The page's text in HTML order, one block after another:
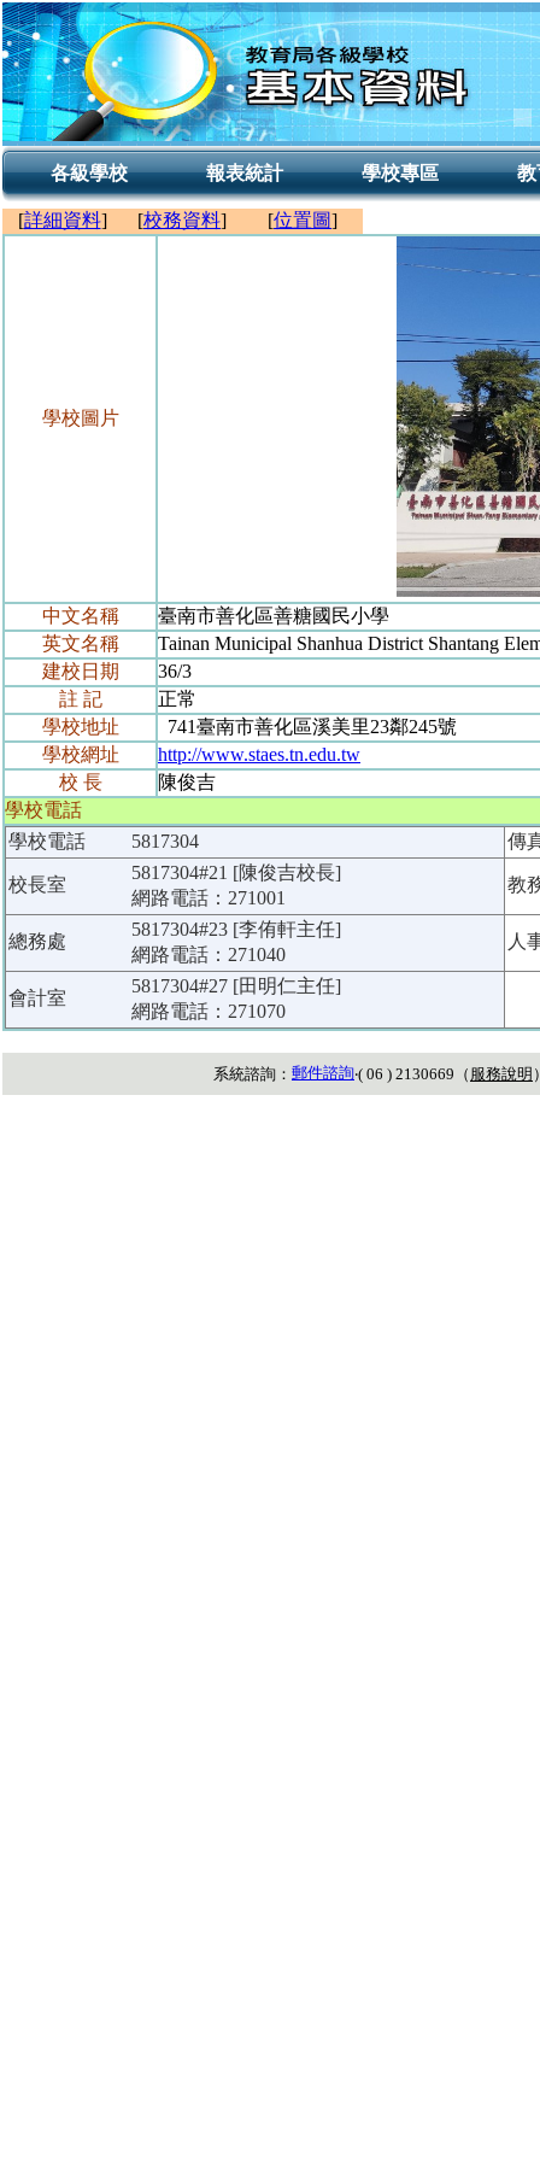
各級學校 報表統計 學校專區 教
[詳細資料] [校務資料] [位置圖]
學校圖片
中文名稱
臺南市善化區善糖國民小學
英文名稱
Tainan Municipal Shanhua District Shantang
建校日期
36/3
註 記
正常
學校地址
741臺南市善化區溪美里23鄰245號
學校網址
http://www.staes.tn.edu.tw
校 長
陳俊吉
學校電話
學校電話
5817304 傳
校長室
5817304#21 [陳俊吉校長]
網路電話：271001
教
總務處
5817304#23 [李侑軒主任]
網路電話：271040
人
會計室
5817304#27 [田明仁主任]
網路電話：271070
系統諮詢： 郵件諮詢‧( 06 ) 2130669（ 服務說明